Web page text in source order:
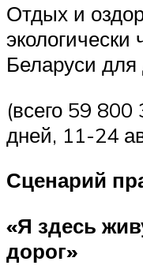
Отдых и
экологически
Беларуси
(всего 59
дней, 11-24
Сценарий
«Я здесь
дорог»